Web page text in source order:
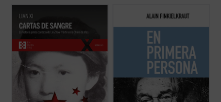
Zhao, una poeta y periodista china
arrestada por el régimen de Mao en 1960 y
ejecutada en la cúspide de la Revolución
dictadura maoísta, mantuvo una ...
(ver
ficha)
cuentas, por atrincherarme en la fortaleza
cartas sobre la mesa, digo desde dónde
hablo (...) Con todo, como escribió
Kierkegaard, 'pensar es una cosa, existir ...